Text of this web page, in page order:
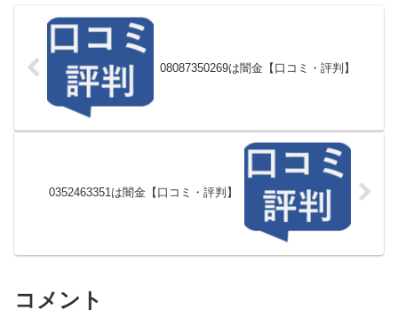
08087350269は闇金【口コミ・評判】
0352463351は闇金【口コミ・評判】
コメント